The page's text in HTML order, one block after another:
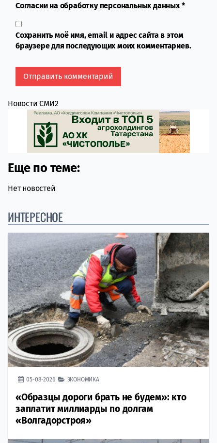
Согласии на обработку персональных данных*
Сохранить моё имя, email и адрес сайта в этом
браузере для последующих моих комментариев.
Новости СМИ2
Еще по теме:
Нет новостей
ИНТЕРЕСНОЕ
05-08-2026 ЭКОНОМИКА
«Образцы дороги брать не будем»: кто
заплатит миллиарды по долгам
«Волгадорстроя»